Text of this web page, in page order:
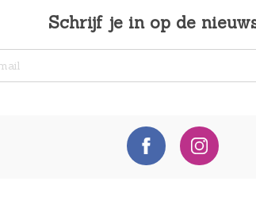
Schrijf je in op de